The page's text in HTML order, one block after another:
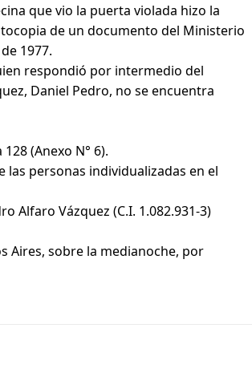
que vio la puerta violada hizo la
de un documento del Ministerio
1977.
respondió por intermedio del
Daniel Pedro, no se encuentra
(Anexo N° 6).
personas individualizadas en el
Alfaro Vázquez (C.I. 1.082.931-3)
Aires, sobre la medianoche, por